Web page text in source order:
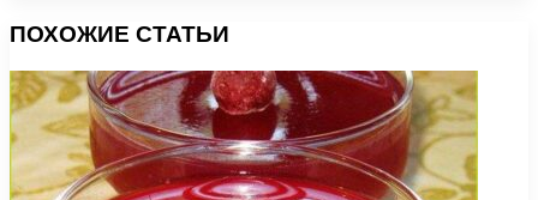
ПОХОЖИЕ СТАТЬИ